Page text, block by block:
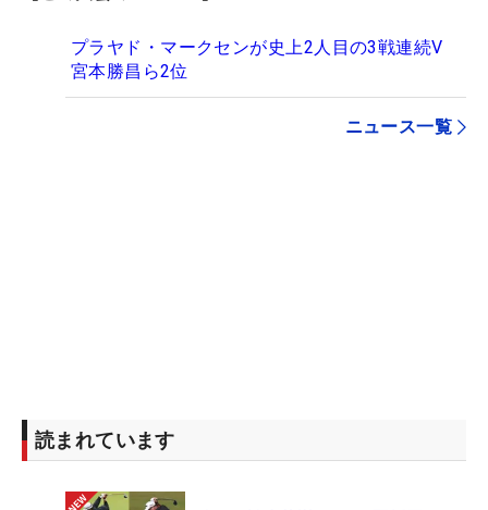
プラヤド・マークセンが史上2人目の3戦連続V
宮本勝昌ら2位
ニュース一覧
読まれています